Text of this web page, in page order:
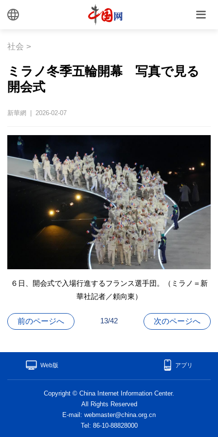
社会 >
ミラノ冬季五輪開幕 写真で見る
開会式
新華網 | 2026-02-07
６日、開会式で入場行進するフランス選手団。（ミラノ＝新
華社記者／頼向東）
前のページへ 13/42 次のページへ
Web版 アプリ
Copyright © China Internet Information Center.
All Rights Reserved
E-mail: webmaster@china.org.cn
Tel: 86-10-88828000